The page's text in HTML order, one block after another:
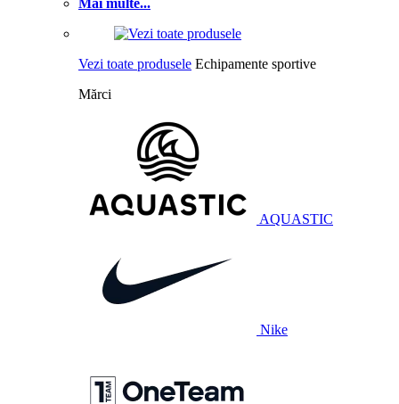
Mai multe...
Vezi toate produsele Echipamente sportive
Mărci
AQUASTIC
Nike